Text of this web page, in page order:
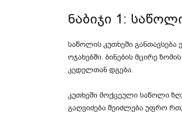
ნაბიჯი 1:
საწოლის კუთხეში
ოჯახებში. ბინების მცირე
კედელთან დგება.
კუთხეში მოქცეული საწოლი
გაღვიძება შეიძლება უფრო